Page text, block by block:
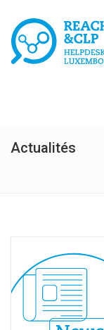
Actualités